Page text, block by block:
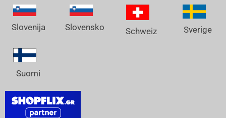
Slovenija Slovensko Schweiz Sverige
Suomi